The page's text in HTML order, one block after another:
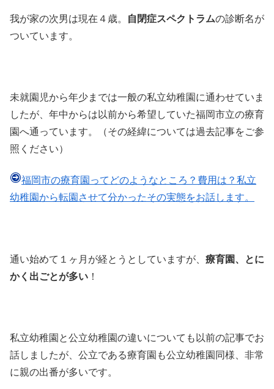
我が家の次男は現在４歳。 自閉症スペクトラムの診断名が
ついています。
未就園児から年少までは一般の私立幼稚園に通わせていま
したが、年中からは以前から希望していた福岡市立の療育
園へ通っています。（その経緯については過去記事をご参
照ください）
福岡市の療育園ってどのようなところ？費用は？私立
幼稚園から転園させて分かったその実態をお話します。
通い始めて１ヶ月が経とうとしていますが、 療育園、とに
かく出ごとが多い ！
私立幼稚園と公立幼稚園の違いについても以前の記事でお
話しましたが、公立である療育園も公立幼稚園同様、非常
に親の出番が多いです。